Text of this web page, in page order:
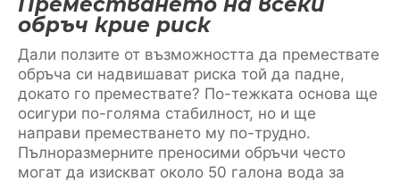
обръч крие риск
Дали ползите от възможността да премествате
обръча си надвишават риска той да падне,
докато го премествате? По-тежката основа ще
осигури по-голяма стабилност, но и ще
направи преместването му по-трудно.
Пълноразмерните преносими обръчи често
могат да изискват около 50 галона вода за